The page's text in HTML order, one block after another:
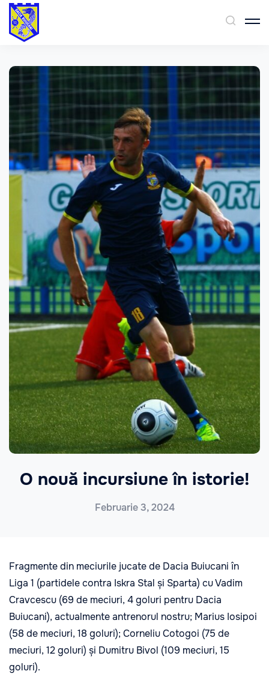
O nouă incursiune în istorie!
Februarie 3, 2024
Fragmente din meciurile jucate de Dacia Buiucani în
Liga 1 (partidele contra Iskra Stal și Sparta) cu Vadim
Cravcescu (69 de meciuri, 4 goluri pentru Dacia
Buiucani), actualmente antrenorul nostru; Marius Iosipoi
(58 de meciuri, 18 goluri); Corneliu Cotogoi (75 de
meciuri, 12 goluri) și Dumitru Bivol (109 meciuri, 15
goluri).